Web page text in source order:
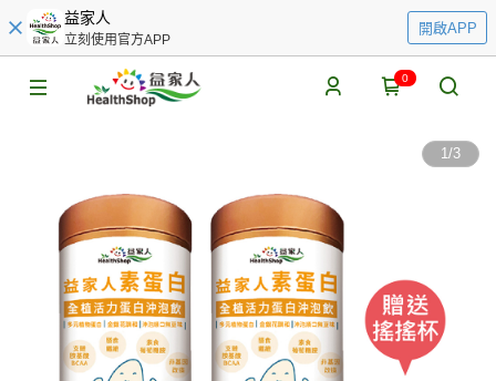
益家人
立刻使用官方APP
開啟APP
0
1/3